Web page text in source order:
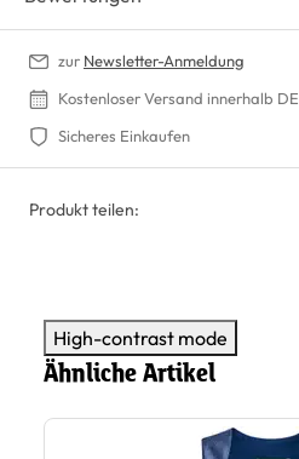
zur Newsletter-Anmeldung
Kostenloser Versand innerhalb DE
Sicheres Einkaufen
Produkt teilen:
High-contrast mode
Ähnliche Artikel